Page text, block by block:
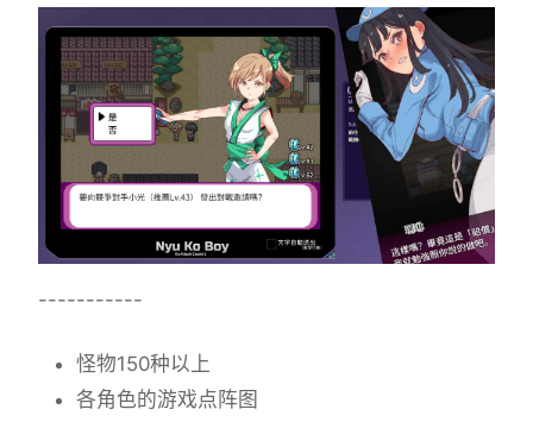
-----------
怪物150种以上
各角色的游戏点阵图